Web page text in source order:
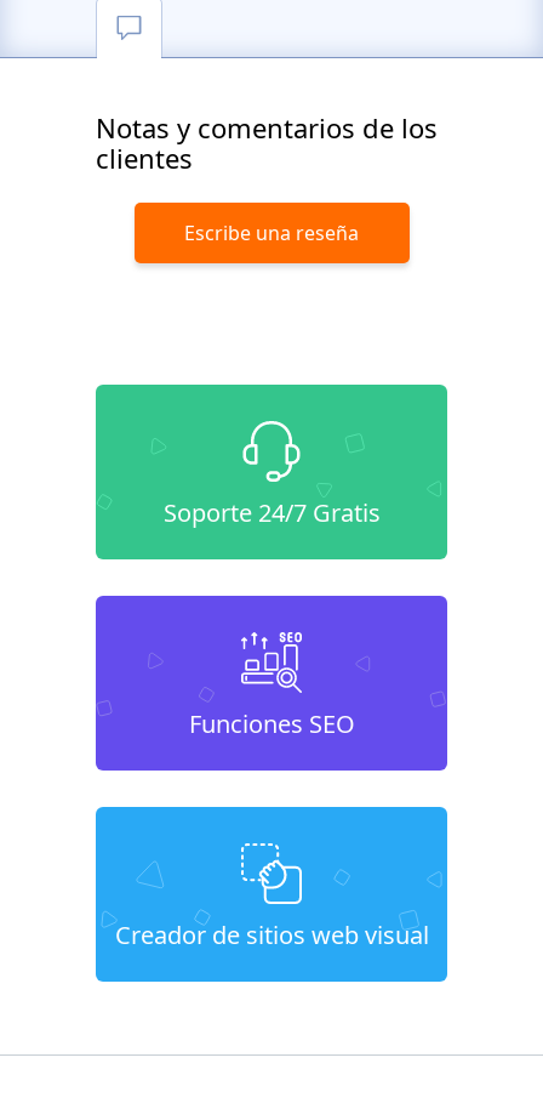
Notas y comentarios de los
clientes
Escribe una reseña
Soporte 24/7 Gratis
Funciones SEO
Creador de sitios web visual